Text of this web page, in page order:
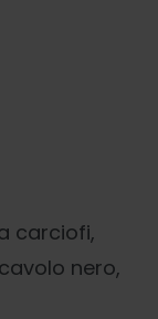
carciofi,
nero,